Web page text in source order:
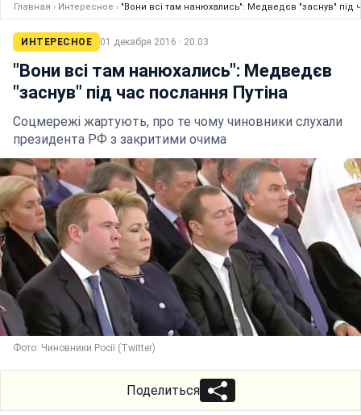
Главная › Интересное › "Вони всі там нанюхались": Медведєв "заснув" під
ИНТЕРЕСНОЕ 01 декабря 2016 · 20:03
"Вони всі там нанюхались": Медведєв
"заснув" під час послання Путіна
Соцмережі жартують, про те чому чиновники слухали
президента РФ з закритими очима
Фото: Чиновники Росії (Twitter)
Поделиться